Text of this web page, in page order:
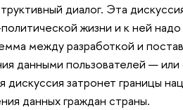
диалог. Эта
жизни и к ней
между разработкой и
данными пользователей —
дискуссия затронет границы
данных граждан страны.